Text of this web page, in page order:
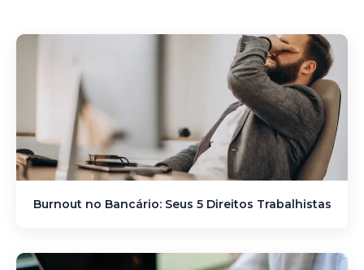
Burnout no Bancário: Seus 5 Direitos Trabalhistas